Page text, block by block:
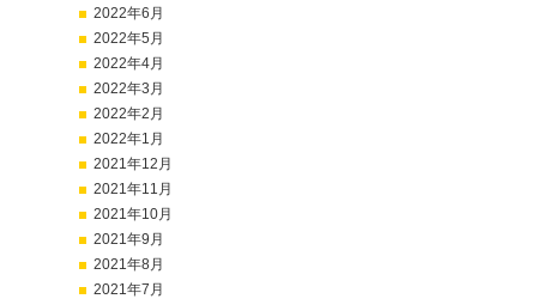
2022年6月
2022年5月
2022年4月
2022年3月
2022年2月
2022年1月
2021年12月
2021年11月
2021年10月
2021年9月
2021年8月
2021年7月